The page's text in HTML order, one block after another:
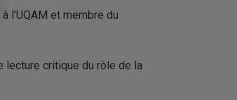
l’UQAM et membre du
lecture critique du rôle de la